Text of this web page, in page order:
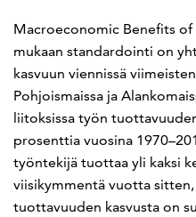
Macroeconomic Benefits
mukaan standardointi on
kasvuun viennissä
Pohjoismaissa ja
liitoksissa työn
prosenttia vuosina
työntekijä tuottaa yli kaksi
viisikymmentä vuotta sitten,
tuottavuuden kasvusta on